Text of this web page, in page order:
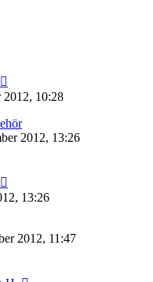
2012, 10:28
2012, 13:26
13:26
2012, 11:47